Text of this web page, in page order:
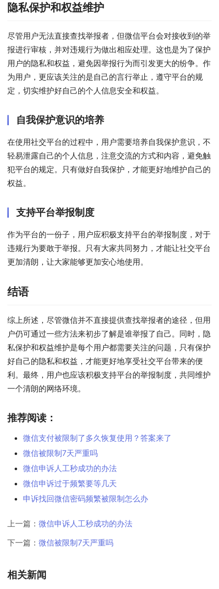
隐私保护和权益维护
尽管用户无法直接查找举报者，但微信平台会对接收到的举
报进行审核，并对违规行为做出相应处理。这也是为了保护
用户的隐私和权益，避免因举报行为而引发更大的纷争。作
为用户，更应该关注的是自己的言行举止，遵守平台的规
定，切实维护好自己的个人信息安全和权益。
自我保护意识的培养
在使用社交平台的过程中，用户需要培养自我保护意识，不
轻易泄露自己的个人信息，注意交流的方式和内容，避免触
犯平台的规定。只有做好自我保护，才能更好地维护自己的
权益。
支持平台举报制度
作为平台的一份子，用户应积极支持平台的举报制度，对于
违规行为要敢于举报。只有大家共同努力，才能让社交平台
更加清朗，让大家能够更加安心地使用。
结语
综上所述，尽管微信并不直接提供查找举报者的途径，但用
户仍可通过一些方法来初步了解是谁举报了自己。同时，隐
私保护和权益维护是每个用户都需要关注的问题，只有保护
好自己的隐私和权益，才能更好地享受社交平台带来的便
利。最终，用户也应该积极支持平台的举报制度，共同维护
一个清朗的网络环境。
推荐阅读：
微信支付被限制了多久恢复使用？答案来了
微信被限制7天严重吗
微信申诉人工秒成功的办法
微信申诉过于频繁要等几天
申诉找回微信密码频繁被限制怎么办
上一篇： 微信申诉人工秒成功的办法
下一篇： 微信被限制7天严重吗
相关新闻